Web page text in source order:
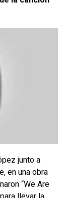
junto a
en una obra
“We Are